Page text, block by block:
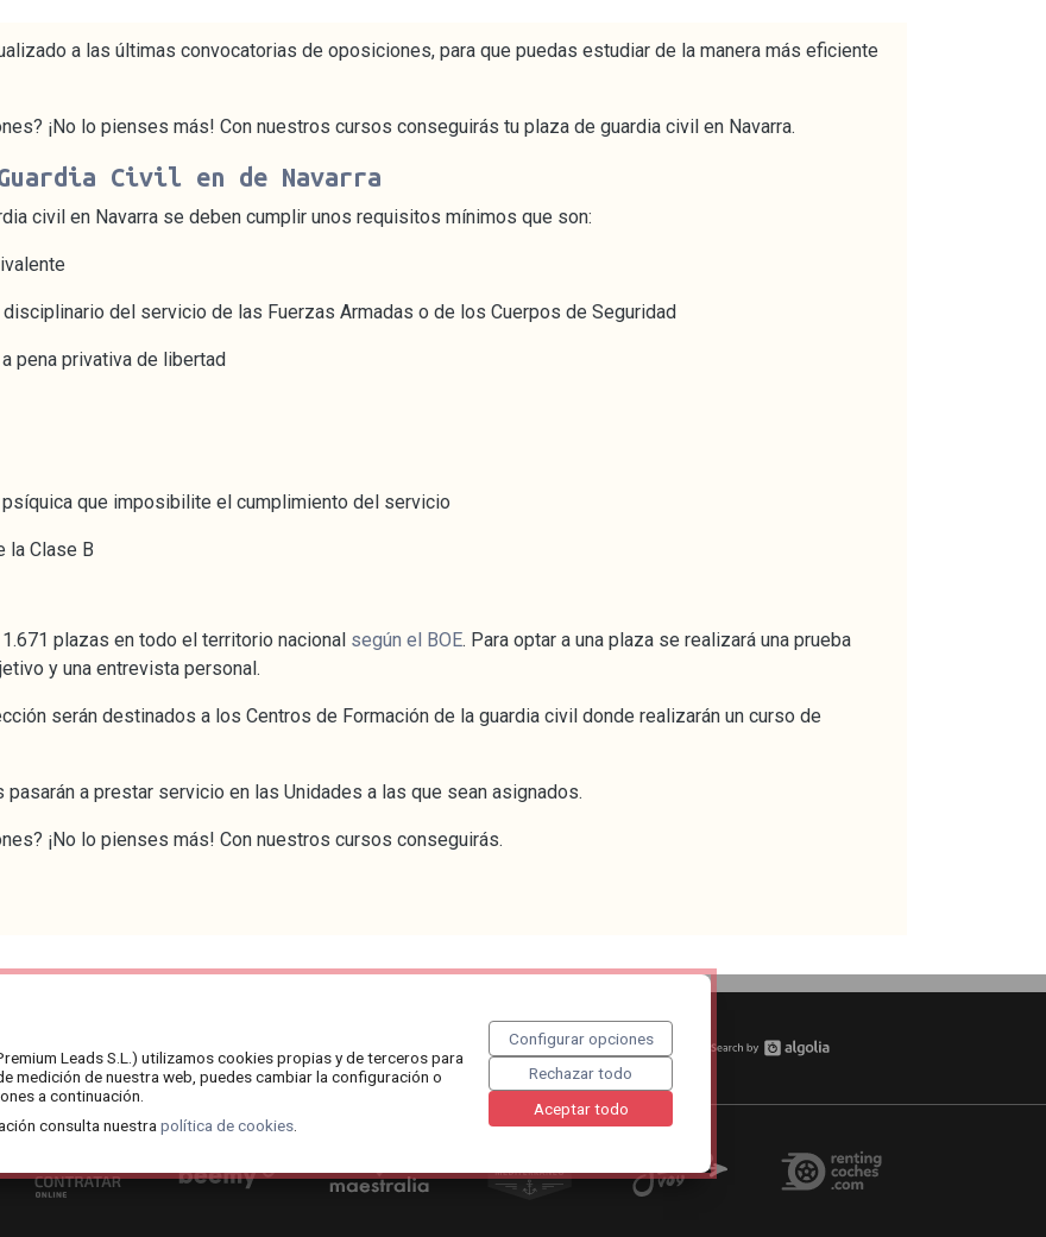
a las últimas convocatorias de oposiciones, para que puedas estudiar de la manera más eficiente
¡No lo pienses más! Con nuestros cursos conseguirás tu plaza de guardia civil en Navarra.
Civil en de Navarra
civil en Navarra se deben cumplir unos requisitos mínimos que son:
del servicio de las Fuerzas Armadas o de los Cuerpos de Seguridad
pena privativa de libertad
que imposibilite el cumplimiento del servicio
la Clase B
plazas en todo el territorio nacional según el BOE. Para optar a una plaza se realizará una prueba
y una entrevista personal.
serán destinados a los Centros de Formación de la guardia civil donde realizarán un curso de
a prestar servicio en las Unidades a las que sean asignados.
¡No lo pienses más! Con nuestros cursos conseguirás.
política de cookies publica tu curso
Contratar.online Beemy.es Maestralia Cruceros mediterráneoA Santiago voy Renting Coches
Leads S.L.) utilizamos cookies propias y de terceros para
medición de nuestra web, puedes cambiar la configuración o
a continuación.
consulta nuestra política de cookies
Configurar opciones
Rechazar todo
Aceptar todo